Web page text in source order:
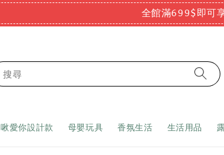
全館滿699$即可
搜尋
啾愛你設計款 母嬰玩具 香氛生活 生活用品